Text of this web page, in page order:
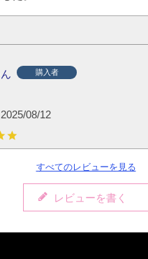
購入者
2025/08/12
カシリーズ大好きです！
チモチになります。
すべてのレビューを見る
レビューを書く